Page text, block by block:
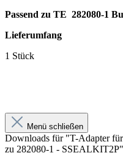
Passend zu TE 282080-1
Lieferumfang
1 Stück
Menü schließen
Downloads für "T-Adapter für
zu 282080-1 - SSEALKIT2P"